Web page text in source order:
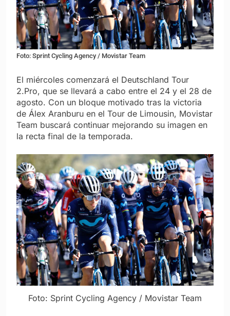
Foto: Sprint Cycling Agency / Movistar Team
El miércoles comenzará el Deutschland Tour
2.Pro, que se llevará a cabo entre el 24 y el 28 de
agosto. Con un bloque motivado tras la victoria
de Álex Aranburu en el Tour de Limousin, Movistar
Team buscará continuar mejorando su imagen en
la recta final de la temporada.
Foto: Sprint Cycling Agency / Movistar Team